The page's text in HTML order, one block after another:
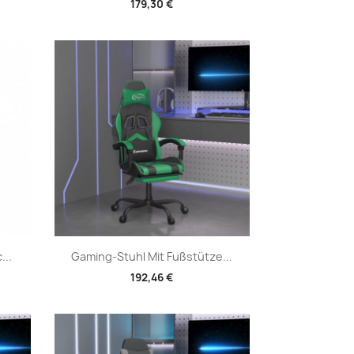
179,30 €
Gaming-Stuhl Mit Fußstütze...
192,46 €
Vorschau